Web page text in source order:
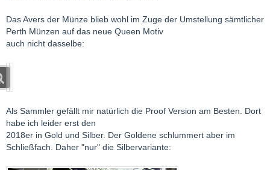
Das Avers der Münze blieb wohl im Zuge der Umstellung sämtlicher
Perth Münzen auf das neue Queen Motiv
auch nicht dasselbe:
Als Sammler gefällt mir natürlich die Proof Version am Besten. Dort
habe ich leider erst den
2018er in Gold und Silber. Der Goldene schlummert aber im
Schließfach. Daher "nur" die Silbervariante: